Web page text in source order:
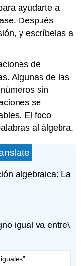
ayudarte a
Después
y escríbelas a
de
Algunas de las
sin
se
El foco
al álgebra.
algebraica: La
igual va entre\